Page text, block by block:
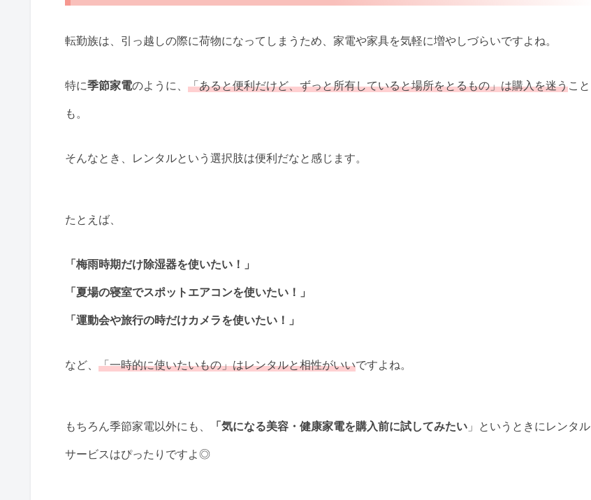
転勤族は、引っ越しの際に荷物になってしまうため、家電や家具を気軽に増やしづらいですよね。
特に季節家電のように、 「あると便利だけど、ずっと所有していると場所をとるもの」は購入を迷うこと
も。
そんなとき、レンタルという選択肢は便利だなと感じます。
たとえば、
「梅雨時期だけ除湿器を使いたい！」
「夏場の寝室でスポットエアコンを使いたい！」
「運動会や旅行の時だけカメラを使いたい！」
など、 「一時的に使いたいもの」はレンタルと相性がいいですよね。
もちろん季節家電以外にも、 「気になる美容・健康家電を購入前に試してみたい 」というときにレンタル
サービスはぴったりですよ◎